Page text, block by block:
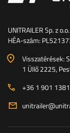
UNITRAILER Sp. z o.o.
HÉA-szám:
Visszatérések:
1 Üllő 2225,
+36 1 901